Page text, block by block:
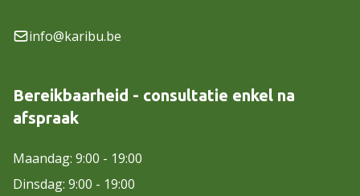
info@karibu.be
Bereikbaarheid - consultatie enkel na
afspraak
Maandag: 9:00 - 19:00
Dinsdag: 9:00 - 19:00